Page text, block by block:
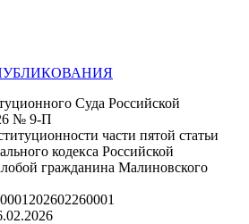
Суда Российской
№ 9-П
части пятой статьи
кодекса Российской
гражданина Малиновского
0001202602260001